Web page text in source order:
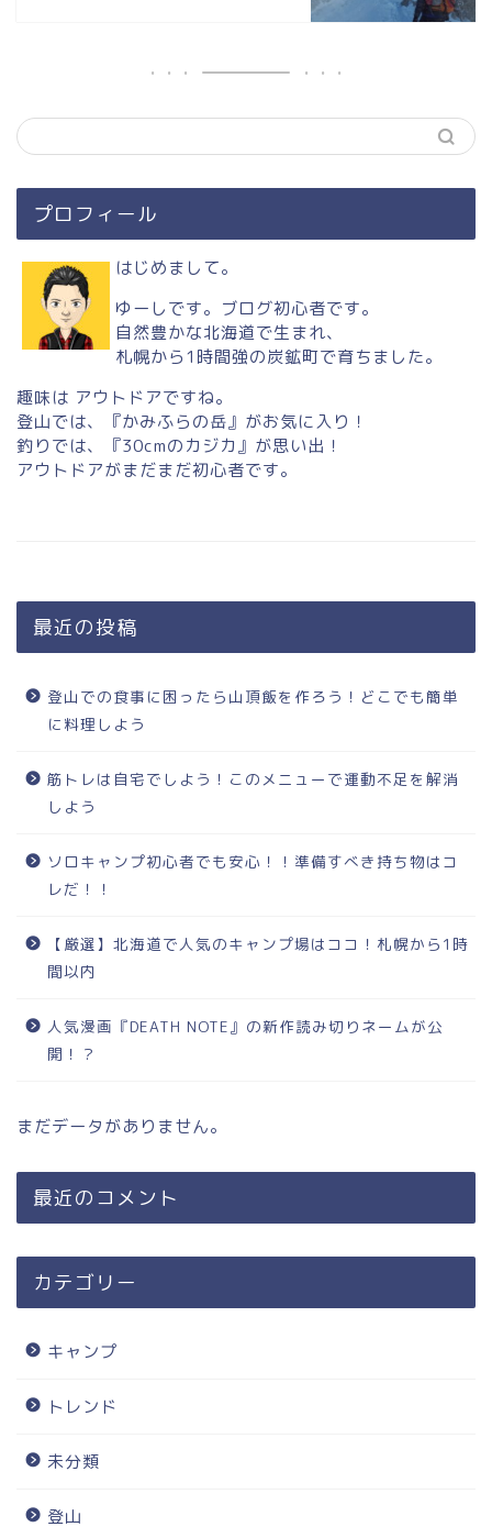
プロフィール
はじめまして。
ゆーしです。ブログ初心者です。
自然豊かな北海道で生まれ、
札幌から1時間強の炭鉱町で育ちました。
趣味は アウトドアですね。
登山では、『かみふらの岳』がお気に入り！
釣りでは、『30cmのカジカ』が思い出！
アウトドアがまだまだ初心者です。
最近の投稿
登山での食事に困ったら山頂飯を作ろう！どこでも簡単
に料理しよう
筋トレは自宅でしよう！このメニューで運動不足を解消
しよう
ソロキャンプ初心者でも安心！！準備すべき持ち物はコ
レだ！！
【厳選】北海道で人気のキャンプ場はココ！札幌から1時
間以内
人気漫画『DEATH NOTE』の新作読み切りネームが公
開！？
まだデータがありません。
最近のコメント
カテゴリー
キャンプ
トレンド
未分類
登山